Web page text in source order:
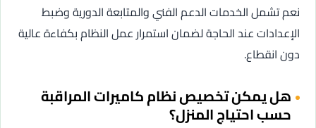
نعم تشمل الخدمات الدعم الفني والمتابعة الدورية وضبط
الإعدادات عند الحاجة لضمان استمرار عمل النظام بكفاءة عالية
دون انقطاع.
هل يمكن تخصيص نظام كاميرات المراقبة
حسب احتياج المنزل؟